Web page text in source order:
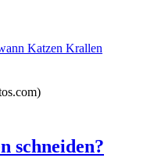
schneiden?